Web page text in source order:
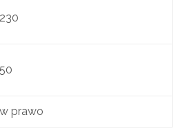
230
50
w prawo